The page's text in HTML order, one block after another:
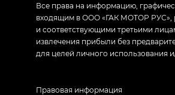
Все права на информацию,
входящим в ООО «ГАК МОТОР РУС»,
и соответствующими третьими
извлечения прибыли без
для целей личного использования
Правовая информация